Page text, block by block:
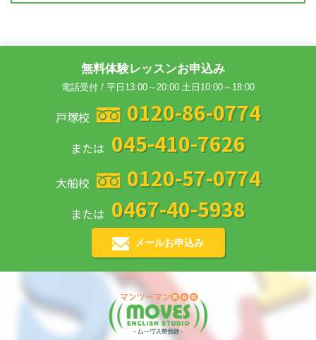
無料体験レッスンお申込み
電話受付 / 平日13:00～20:00 土日10:00～18:00
戸塚校 0120-86-0774
または 045-410-7626
大船校 0120-57-0774
または 0467-40-5938
メールお申込み